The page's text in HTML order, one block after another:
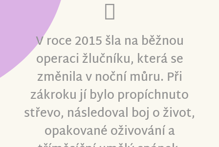
V roce 2015 šla na běžnou
operaci žlučníku, která se
změnila v noční můru. Při
zákroku jí bylo propíchnuto
střevo, následoval boj o život,
opakované oživování a